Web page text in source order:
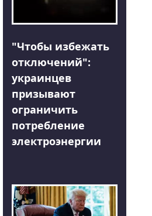
"Чтобы избежать
отключений":
украинцев
призывают
ограничить
потребление
электроэнергии